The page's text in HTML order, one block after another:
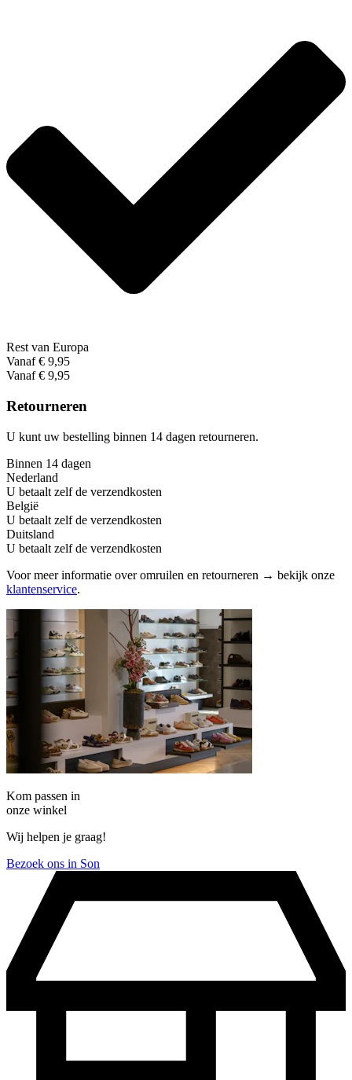
Rest van Europa
Vanaf € 9,95
Vanaf € 9,95
Retourneren
U kunt uw bestelling binnen 14 dagen retourneren.
Binnen 14 dagen
Nederland
U betaalt zelf de verzendkosten
België
U betaalt zelf de verzendkosten
Duitsland
U betaalt zelf de verzendkosten
Voor meer informatie over omruilen en retourneren → bekijk onze
klantenservice.
Kom passen in
onze winkel
Wij helpen je graag!
Bezoek ons in Son